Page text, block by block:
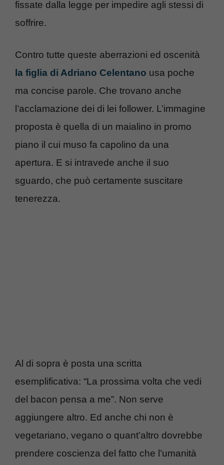
fissate dalla legge per impedire agli stessi di
soffrire.
Contro tutte queste aberrazioni ed oscenità
la figlia di Adriano Celentano usa poche
ma concise parole. Che trovano anche
l’acclamazione dei di lei follower. L’immagine
proposta è quella di un maialino in promo
piano il cui muso fa capolino da una
apertura. E si intravede anche il suo
sguardo, che può certamente suscitare
tenerezza.
Al di sopra è posta una scritta
esemplificativa: “La prossima volta che vedi
del bacon pensa a me”. Non serve
aggiungere altro. Ed anche chi non è
vegetariano, vegano o quant’altro dovrebbe
prendere coscienza del fatto che l’umanità